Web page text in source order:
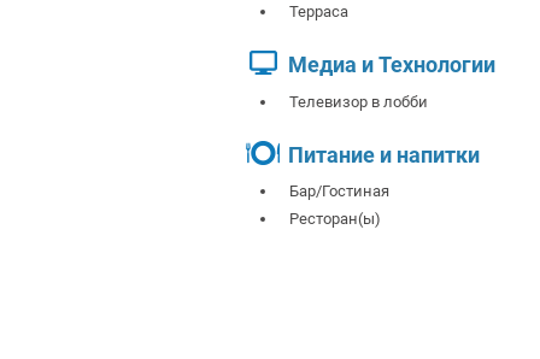
Терраса
Медиа и Технологии
Телевизор в лобби
Питание и напитки
Бар/Гостиная
Ресторан(ы)